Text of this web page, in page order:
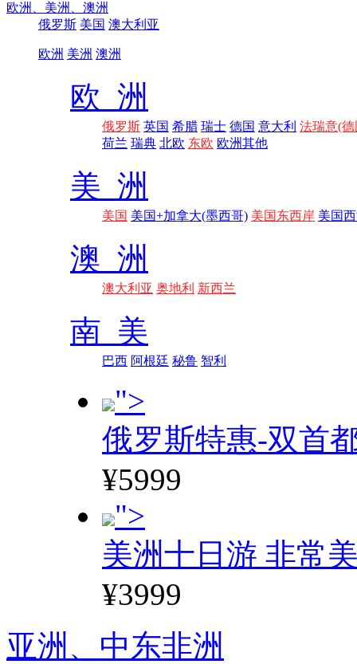
欧洲、 美洲、 澳洲
俄罗斯 美国 澳大利亚
欧洲 美洲 澳洲
欧 洲
俄罗斯 英国 希腊 瑞士 德国 意大利 法瑞意(德
荷兰 瑞典 北欧 东欧 欧洲其他
美 洲
美国 美国+加拿大(墨西哥) 美国东西岸 美国
澳 洲
澳大利亚 奥地利 新西兰
南 美
巴西 阿根廷 秘鲁 智利
">
俄罗斯特惠-双首
¥5999
">
美洲十日游 非常
¥3999
亚洲、 中东非洲